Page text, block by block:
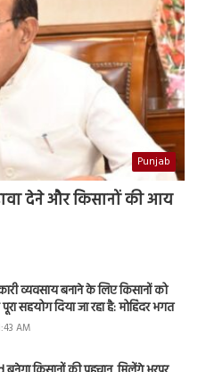
Punjab
देने और किसानों की आय
व्यवसाय बनाने के लिए किसानों को
सहयोग दिया जा रहा है: मोहिंदर भगत
AM